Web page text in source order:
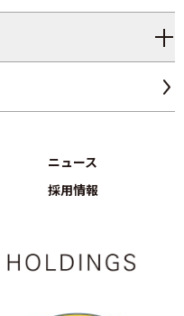
ニュース
採用情報